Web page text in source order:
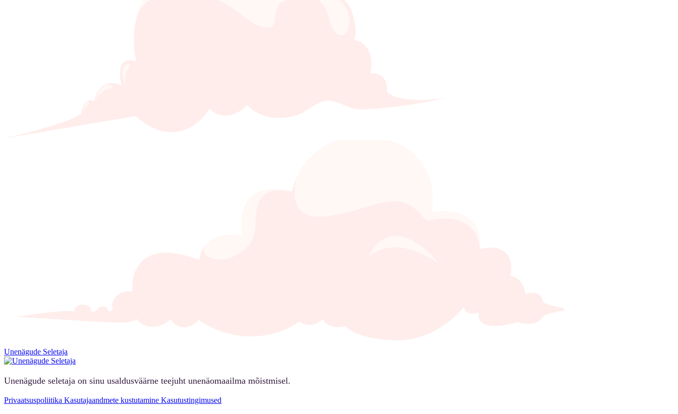
Unenägude Seletaja
Unenägude seletaja on sinu usaldusväärne teejuht unenäomaailma mõistmisel.
Privaatsuspoliitika Kasutajaandmete kustutamine Kasutustingimused